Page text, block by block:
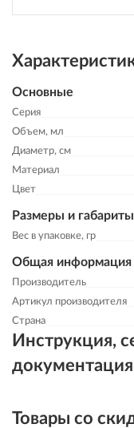
Основные
Серия
Объем, мл
Диаметр, см
Материал
Цвет
Размеры и габариты
Вес в упаковке, гр
Общая информация
Производитель
Артикул производителя
Страна
Инструкция,
документация
Товары со